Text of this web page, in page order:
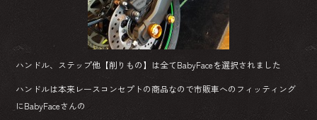
ハンドル、ステップ他【削りもの】は全てBabyFaceを選択されました
ハンドルは本来レースコンセプトの商品なので市販車へのフィッティング
にBabyFaceさんの